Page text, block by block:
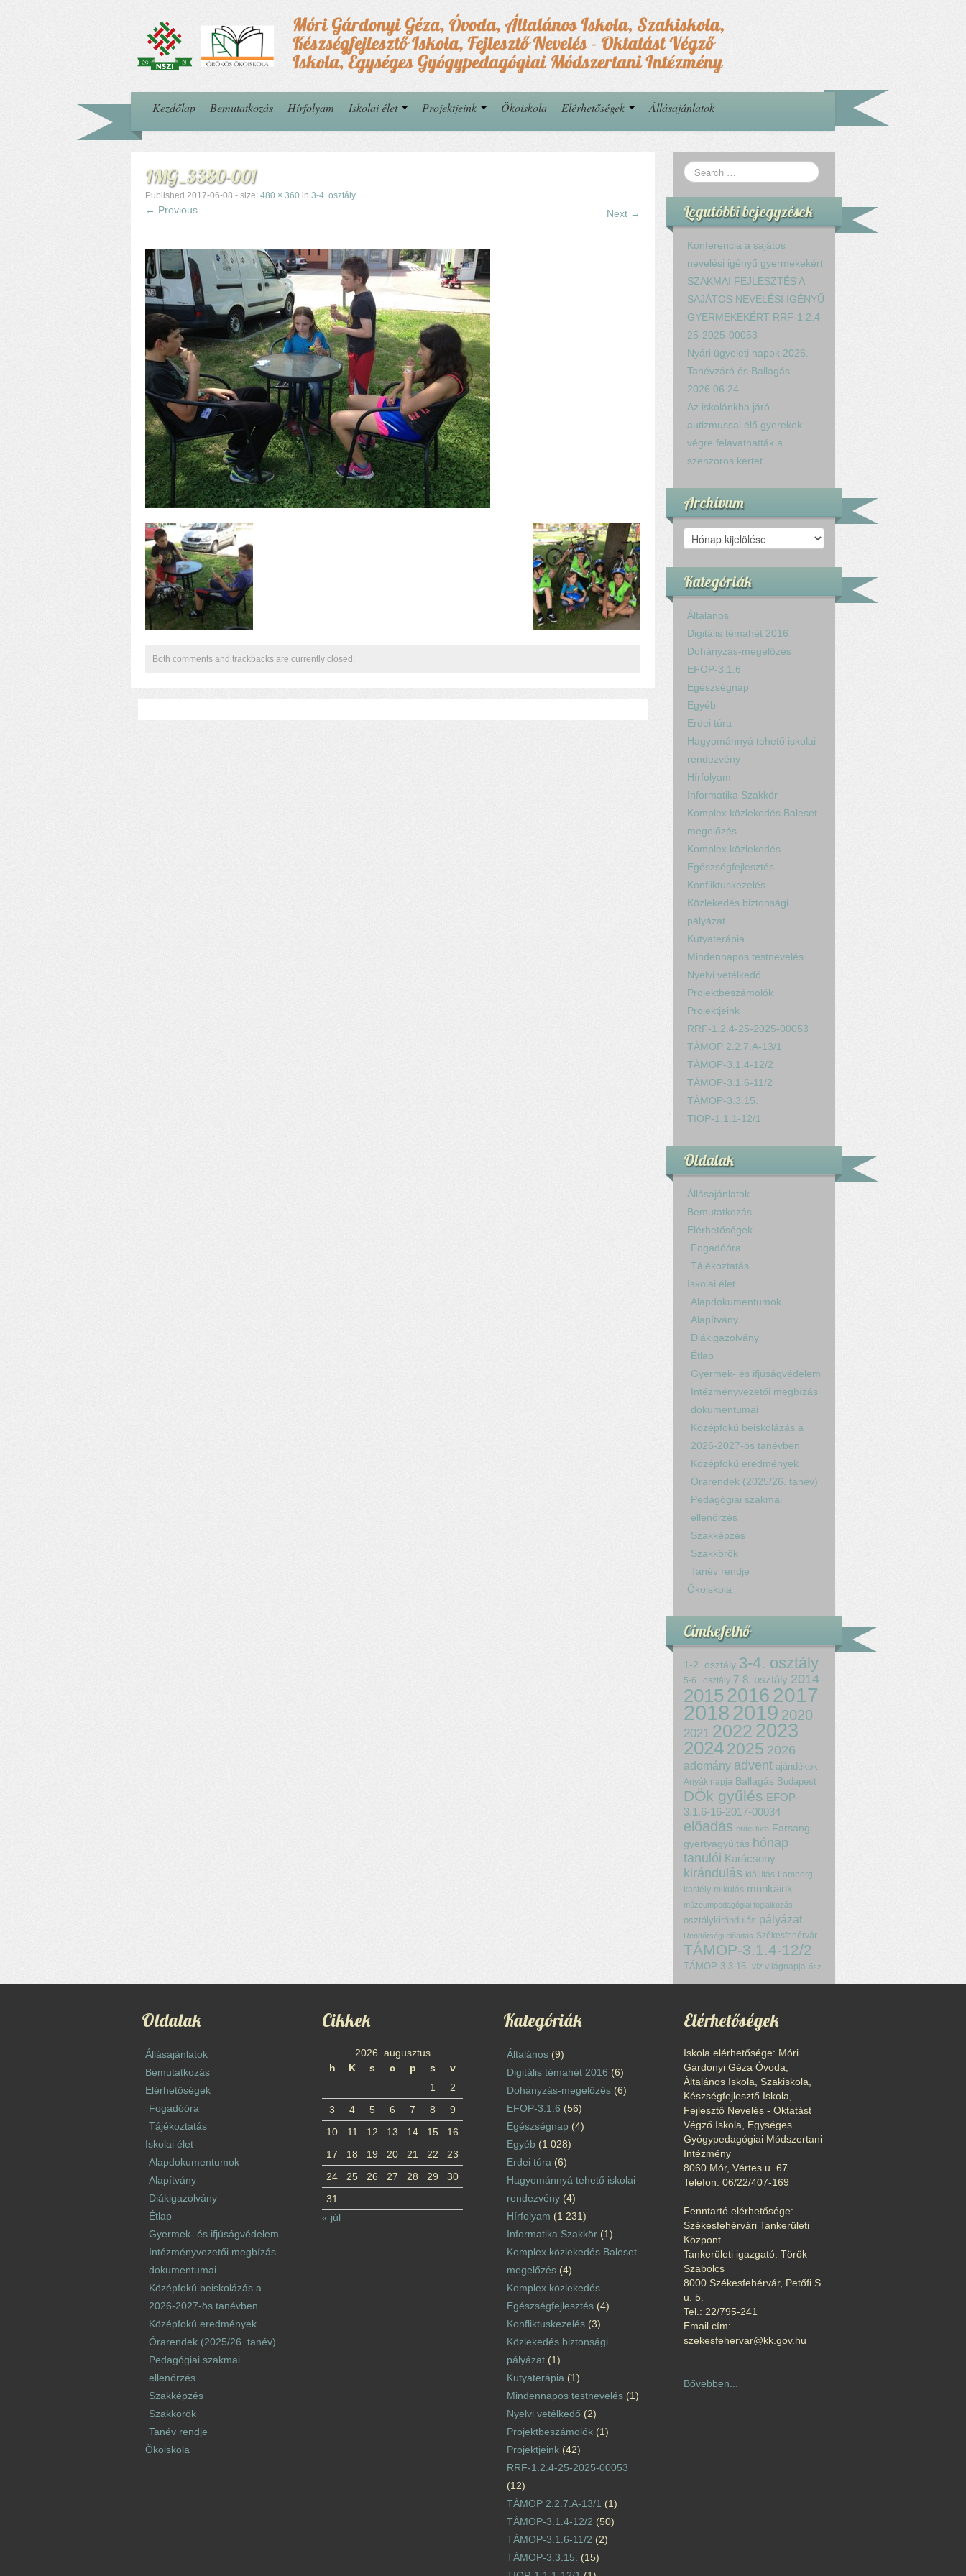
Kezdőlap Bemutatkozás Hírfolyam Iskolai élet Projektjeink Ökoiskola Elérhetőségek Állásajánlatok
IMG_3380-001
Published 2017-06-08 - size: 480 × 360 in 3-4. osztály
← Previous Next →
Both comments and trackbacks are currently closed.
Legutóbbi bejegyzések
Konferencia a sajátos
nevelési igényű gyermekekért
SZAKMAI FEJLESZTÉS A
SAJÁTOS NEVELÉSI IGÉNYŰ
GYERMEKEKÉRT RRF-1.2.4-
25-2025-00053
Nyári ügyeleti napok 2026.
Tanévzáró és Ballagás
2026.06.24.
Az iskolánkba járó
autizmussal élő gyerekek
végre felavathatták a
szenzoros kertet
Archívum
Archívum
Kategóriák
Általános
Digitális témahét 2016
Dohányzás-megelőzés
EFOP-3.1.6
Egészségnap
Egyéb
Erdei túra
Hagyománnyá tehető iskolai
rendezvény
Hírfolyam
Informatika Szakkör
Komplex közlekedés Baleset
megelőzés
Komplex közlekedés
Egészségfejlesztés
Konfliktuskezelés
Közlekedés biztonsági
pályázat
Kutyaterápia
Mindennapos testnevelés
Nyelvi vetélkedő
Projektbeszámolók
Projektjeink
RRF-1.2.4-25-2025-00053
TÁMOP 2.2.7.A-13/1
TÁMOP-3.1.4-12/2
TÁMOP-3.1.6-11/2
TÁMOP-3.3.15.
TIOP-1.1.1-12/1
Oldalak
Állásajánlatok
Bemutatkozás
Elérhetőségek
Fogadóóra
Tájékoztatás
Iskolai élet
Alapdokumentumok
Alapítvány
Diákigazolvány
Étlap
Gyermek- és ifjúságvédelem
Intézményvezetői megbízás
dokumentumai
Középfokú beiskolázás a
2026-2027-ös tanévben
Középfokú eredmények
Órarendek (2025/26. tanév)
Pedagógiai szakmai
ellenőrzés
Szakképzés
Szakkörök
Tanév rendje
Ökoiskola
Címkefelhő
1-2. osztály 3-4. osztály
5-6.. osztály 7-8. osztály 2014
2015 2016 2017
20182019 2020
2021 2022 2023
20242025 2026
adomány advent ajándékok
Anyák napja Ballagás Budapest
DÖk gyűlés EFOP-
3.1.6-16-2017-00034
előadás erdei túra Farsang
gyertyagyújtás hónap
tanulói Karácsony
kirándulás kiállítás Lamberg-
kastély mikulás munkáink
múzeumpedagógiai foglalkozás
osztálykirándulás pályázat
Rendőrségi előadás Székesfehérvár
TÁMOP-3.1.4-12/2
TÁMOP-3.3.15. víz világnapja ősz
Oldalak
Állásajánlatok
Bemutatkozás
Elérhetőségek
Fogadóóra
Tájékoztatás
Iskolai élet
Alapdokumentumok
Alapítvány
Diákigazolvány
Étlap
Gyermek- és ifjúságvédelem
Intézményvezetői megbízás
dokumentumai
Középfokú beiskolázás a
2026-2027-ös tanévben
Középfokú eredmények
Órarendek (2025/26. tanév)
Pedagógiai szakmai
ellenőrzés
Szakképzés
Szakkörök
Tanév rendje
Ökoiskola
Cikkek
2026. augusztus
h
K s c p s
v
1
2
3
4 5 6 7 8
9
10
11 12 13 14 15
16
17
18 19 20 21 22
23
24
25 26 27 28 29
30
31
« júl
Kategóriák
Általános(9)
Digitális témahét 2016 (6)
Dohányzás-megelőzés(6)
EFOP-3.1.6 (56)
Egészségnap (4)
Egyéb (1 028)
Erdei túra(6)
Hagyománnyá tehető iskolai
rendezvény(4)
Hírfolyam (1 231)
Informatika Szakkör(1)
Komplex közlekedés Baleset
megelőzés(4)
Komplex közlekedés
Egészségfejlesztés(4)
Konfliktuskezelés(3)
Közlekedés biztonsági
pályázat(1)
Kutyaterápia(1)
Mindennapos testnevelés(1)
Nyelvi vetélkedő (2)
Projektbeszámolók(1)
Projektjeink(42)
RRF-1.2.4-25-2025-00053
(12)
TÁMOP 2.2.7.A-13/1 (1)
TÁMOP-3.1.4-12/2 (50)
TÁMOP-3.1.6-11/2 (2)
TÁMOP-3.3.15. (15)
Elérhetőségek
Iskola elérhetősége: Móri
Gárdonyi Géza Óvoda,
Általános Iskola, Szakiskola,
Készségfejlesztő Iskola,
Fejlesztő Nevelés - Oktatást
Végző Iskola, Egységes
Gyógypedagógiai Módszertani
Intézmény
8060 Mór, Vértes u. 67.
Telefon: 06/22/407-169
Fenntartó elérhetősége:
Székesfehérvári Tankerületi
Központ
Tankerületi igazgató: Török
Szabolcs
8000 Székesfehérvár, Petőfi S.
u. 5.
Tel.: 22/795-241
Email cím:
szekesfehervar@kk.gov.hu
Bővebben...